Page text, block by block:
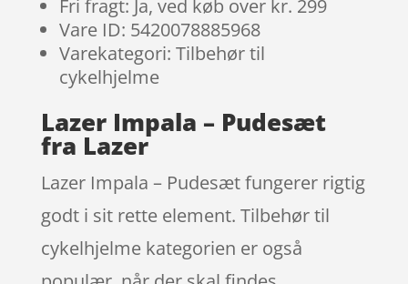
Fri fragt: Ja, ved køb over kr. 299
Vare ID: 5420078885968
Varekategori: Tilbehør til
cykelhjelme
Lazer Impala – Pudesæt
fra Lazer
Lazer Impala – Pudesæt fungerer rigtig
godt i sit rette element. Tilbehør til
cykelhjelme kategorien er også